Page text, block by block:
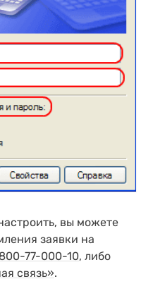
вы можете
заявки на
77-000-10, либо
связь».